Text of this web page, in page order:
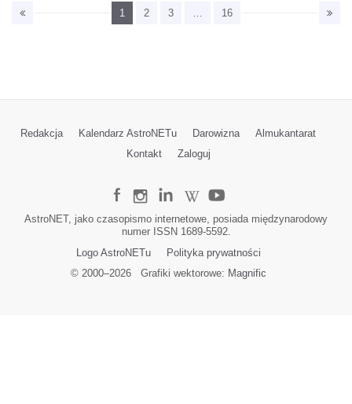
1 2 3 … 16
Redakcja Kalendarz AstroNETu Darowizna
Almukantarat
Kontakt
Zaloguj
AstroNET, jako czasopismo internetowe, posiada międzynarodowy
numer ISSN 1689-5592.
Logo AstroNETu
Polityka prywatności
© 2000–2026Grafiki wektorowe: Magnific